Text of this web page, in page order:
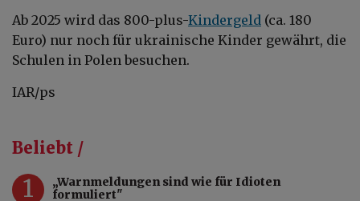
Ab 2025 wird das 800-plus-Kindergeld (ca. 180
Euro) nur noch für ukrainische Kinder gewährt, die
Schulen in Polen besuchen.
IAR/ps
Beliebt /
1
„Warnmeldungen sind wie für Idioten
formuliert"